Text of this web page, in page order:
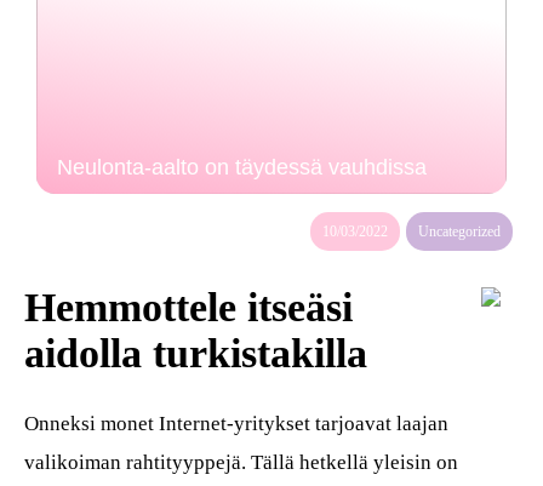
Neulonta-aalto on täydessä vauhdissa
10/03/2022 Uncategorized
Hemmottele itseäsi
aidolla turkistakilla
Onneksi monet Internet-yritykset tarjoavat laajan
valikoiman rahtityyppejä. Tällä hetkellä yleisin on